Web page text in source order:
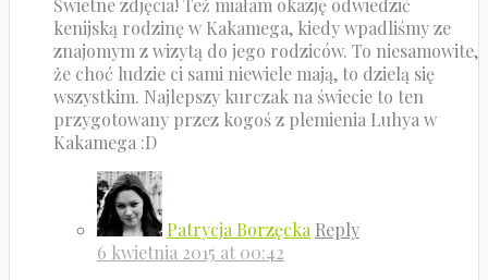
Świetne zdjęcia! Też miałam okazję odwiedzić
kenijską rodzinę w Kakamega, kiedy wpadliśmy ze
znajomym z wizytą do jego rodziców. To niesamowite,
że choć ludzie ci sami niewiele mają, to dzielą się
wszystkim. Najlepszy kurczak na świecie to ten
przygotowany przez kogoś z plemienia Luhya w
Kakamega :D
Patrycja Borzęcka Reply
6 kwietnia 2015 at 00:42